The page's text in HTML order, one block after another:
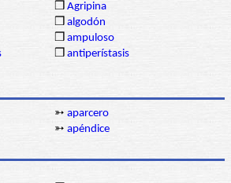
❒ Agripina
❒ algodón
❒ ampuloso
❒ antiperístasis
➳ aparcero
➳ apéndice